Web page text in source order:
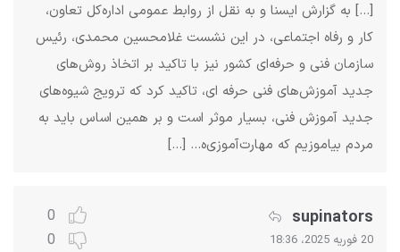
[…] به گزارش ایسنا و به نقل از روابط عمومی اداره‌کل تعاون،
کار و رفاه اجتماعی، در این نشست غلامحسین محمدی، رئیس
سازمان فنی و حرفه‌ای کشور نیز با تاکید بر اتخاذ روش‌های
جدید آموزش‌های فنی حرفه ای، تاکید کرد که ترویج شیوه‌های
جدید آموزش فنی، بسیار موثر است و بر همین اساس باید به
مردم بیاموزیم که مهارت‌آموزی‌ه… […]
0
0
supinators
20 فوریه 2025، 18:36